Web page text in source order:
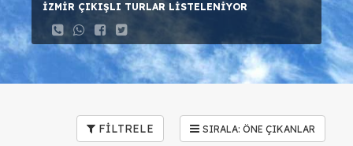
İZMİR ÇIKIŞLI TURLAR LİSTELENİYOR
FİLTRELE